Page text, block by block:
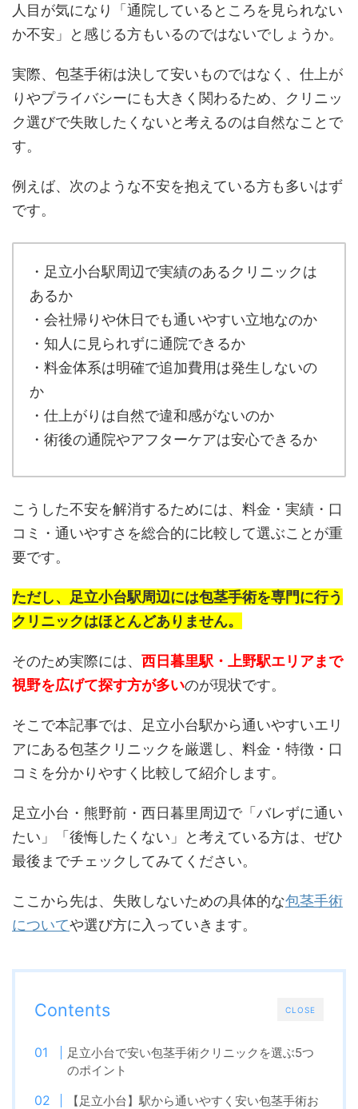
人目が気になり「通院しているところを見られない
か不安」と感じる方もいるのではないでしょうか。
実際、包茎手術は決して安いものではなく、仕上が
りやプライバシーにも大きく関わるため、クリニッ
ク選びで失敗したくないと考えるのは自然なことで
す。
例えば、次のような不安を抱えている方も多いはず
です。
・足立小台駅周辺で実績のあるクリニックは
あるか
・会社帰りや休日でも通いやすい立地なのか
・知人に見られずに通院できるか
・料金体系は明確で追加費用は発生しないの
か
・仕上がりは自然で違和感がないのか
・術後の通院やアフターケアは安心できるか
こうした不安を解消するためには、料金・実績・口
コミ・通いやすさを総合的に比較して選ぶことが重
要です。
ただし、足立小台駅周辺には包茎手術を専門に行う
クリニックはほとんどありません。
そのため実際には、 西日暮里駅・上野駅エリアまで
視野を広げて探す方が多いのが現状です。
そこで本記事では、足立小台駅から通いやすいエリ
アにある包茎クリニックを厳選し、料金・特徴・口
コミを分かりやすく比較して紹介します。
足立小台・熊野前・西日暮里周辺で「バレずに通い
たい」「後悔したくない」と考えている方は、ぜひ
最後までチェックしてみてください。
ここから先は、失敗しないための具体的な包茎手術
についてや選び方に入っていきます。
CLOSE
Contents
足立小台で安い包茎手術クリニックを選ぶ5つ
のポイント
【足立小台】駅から通いやすく安い包茎手術お